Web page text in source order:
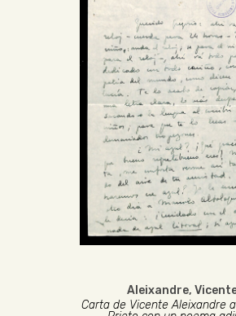
Aleixandre,
Carta de Vicente Aleixandre